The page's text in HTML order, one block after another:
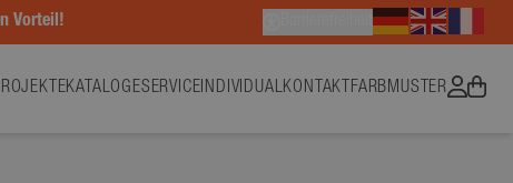
Vorteil!
KATALOGESERVICEINDIVIDUALKONTAKT FARBMUSTER